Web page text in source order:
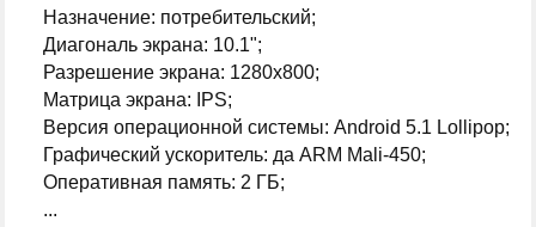
Назначение: потребительский;
Диагональ экрана: 10.1";
Разрешение экрана: 1280x800;
Матрица экрана: IPS;
Версия операционной системы: Android 5.1 Lollipop;
Графический ускоритель: да ARM Mali-450;
Оперативная память: 2 ГБ;
...